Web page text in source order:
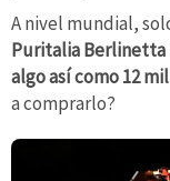
A nivel mundial,
Puritalia Berlinetta
algo así como 12
a comprarlo?